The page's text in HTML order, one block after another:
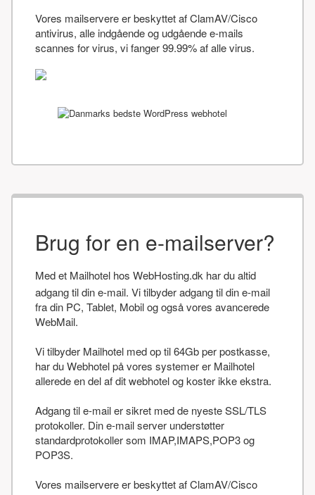
Vores mailservere er beskyttet af ClamAV/Cisco
antivirus, alle indgående og udgående e-mails
scannes for virus, vi fanger 99.99% af alle virus.
Brug for en e-mailserver?
Med et Mailhotel hos WebHosting.dk har du altid
adgang til din e-mail. Vi tilbyder adgang til din e-mail
fra din PC, Tablet, Mobil og også vores avancerede
WebMail.
Vi tilbyder Mailhotel med op til 64Gb per postkasse,
har du Webhotel på vores systemer er Mailhotel
allerede en del af dit webhotel og koster ikke ekstra.
Adgang til e-mail er sikret med de nyeste SSL/TLS
protokoller. Din e-mail server understøtter
standardprotokoller som IMAP,IMAPS,POP3 og
POP3S.
Vores mailservere er beskyttet af ClamAV/Cisco